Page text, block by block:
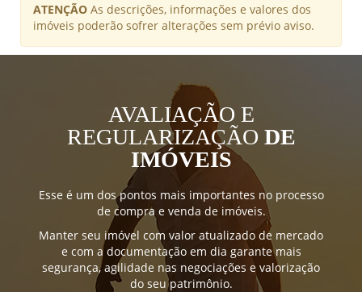
ATENÇÃO As descrições, informações e valores dos
imóveis poderão sofrer alterações sem prévio aviso.
AVALIAÇÃO E
REGULARIZAÇÃO DE
IMÓVEIS
Esse é um dos pontos mais importantes no processo
de compra e venda de imóveis.
Manter seu imóvel com valor atualizado de mercado
e com a documentação em dia garante mais
segurança, agilidade nas negociações e valorização
do seu patrimônio.